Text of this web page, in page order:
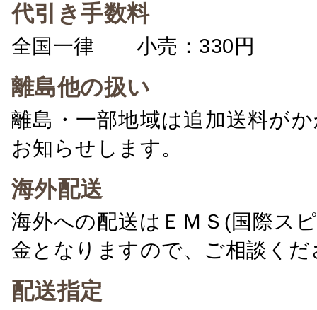
代引き手数料
全国一律 小売：330円 卸
離島他の扱い
離島・一部地域は追加送料が
お知らせします。
海外配送
海外への配送はＥＭＳ(国際ス
金となりますので、ご相談くだ
配送指定